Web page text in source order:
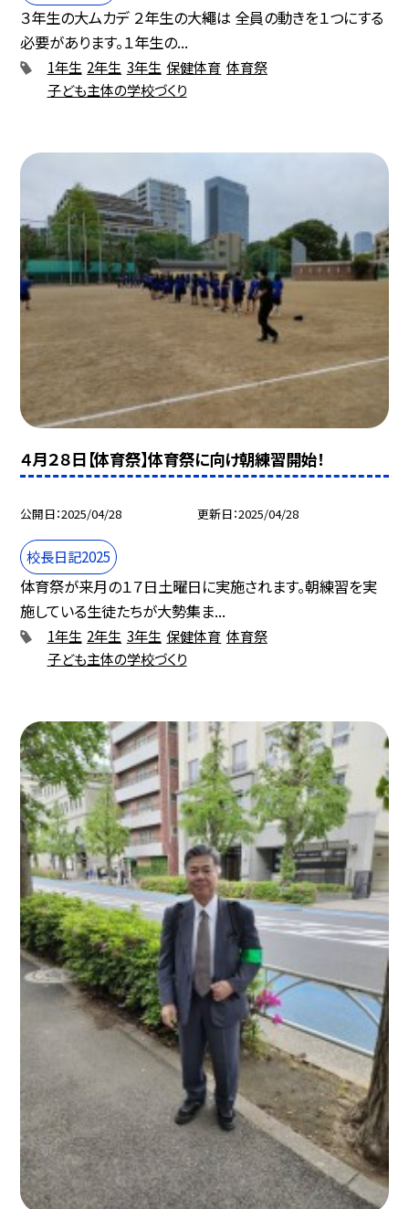
３年生の大ムカデ ２年生の大繩は 全員の動きを１つにする
必要があります。１年生の...
1年生 2年生 3年生 保健体育 体育祭
子ども主体の学校づくり
４月２８日【体育祭】体育祭に向け朝練習開始！
公開日 2025/04/28 更新日 2025/04/28
校長日記2025
体育祭が来月の１７日土曜日に実施されます。朝練習を実
施している生徒たちが大勢集ま...
1年生 2年生 3年生 保健体育 体育祭
子ども主体の学校づくり